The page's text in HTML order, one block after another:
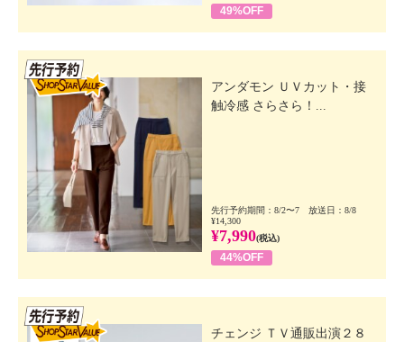
49%OFF
アンダモン ＵＶカット・接
触冷感 さらさら！...
先行予約期間：8/2〜7 放送日：8/8
¥14,300
¥7,990(税込)
44%OFF
チェンジ ＴＶ通販出演２８